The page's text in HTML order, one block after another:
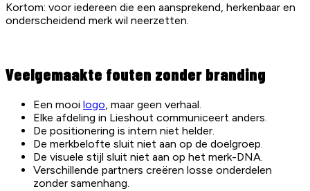
Kortom: voor iedereen die een aansprekend, herkenbaar en
onderscheidend merk wil neerzetten.
Veelgemaakte fouten zonder branding
Een mooi logo, maar geen verhaal.
Elke afdeling in Lieshout communiceert anders.
De positionering is intern niet helder.
De merkbelofte sluit niet aan op de doelgroep.
De visuele stijl sluit niet aan op het merk-DNA.
Verschillende partners creëren losse onderdelen
zonder samenhang.